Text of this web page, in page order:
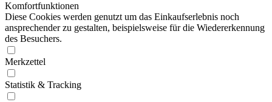
Komfortfunktionen
Diese Cookies werden genutzt um das Einkaufserlebnis noch
ansprechender zu gestalten, beispielsweise für die Wiedererkennung
des Besuchers.
Merkzettel
Statistik & Tracking